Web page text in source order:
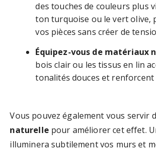
des touches de couleurs plus
ton turquoise ou le vert olive,
vos pièces sans créer de
Équipez-vous de matériaux
bois clair ou les tissus en lin
tonalités douces et renforcent
Vous pouvez également vous servir
naturelle pour améliorer cet effet.
illuminera subtilement vos murs et